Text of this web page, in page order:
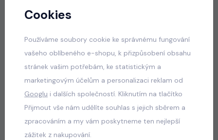
Jak vybrat správnou velikost?
Barva: černá, bílá
Cookies
Používáme soubory cookie ke správnému fungování
vašeho oblíbeného e-shopu, k přizpůsobení obsahu
stránek vašim potřebám, ke statistickým a
marketingovým účelům a personalizaci reklam od
Googlu i dalších společností. Kliknutím na tlačítko
Přijmout vše nám udělíte souhlas s jejich sběrem a
zpracováním a my vám poskytneme ten nejlepší
zážitek z nakupování.